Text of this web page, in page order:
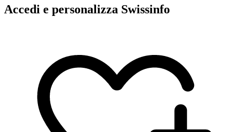
Accedi e personalizza Swissinfo